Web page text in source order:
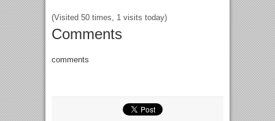
(Visited 50 times, 1 visits today)
Comments
comments